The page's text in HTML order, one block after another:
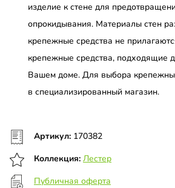
изделие к стене для
опрокидывания. Материалы стен
крепежные средства не
крепежные средства, подходящие
Вашем доме. Для выбора
в специализированный магазин.
Артикул: 170382
Коллекция: Лестер
Публичная оферта